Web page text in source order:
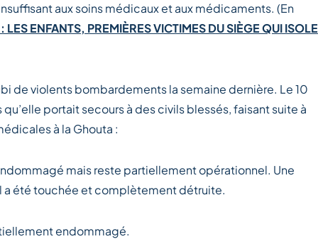
aux soins médicaux et aux médicaments. (En
ENFANTS, PREMIÈRES VICTIMES DU SIÈGE QUI ISOLE
de violents bombardements la semaine dernière. Le 10
portait secours à des civils blessés, faisant suite à
à la Ghouta :
mais reste partiellement opérationnel. Une
a été touchée et complètement détruite.
endommagé.